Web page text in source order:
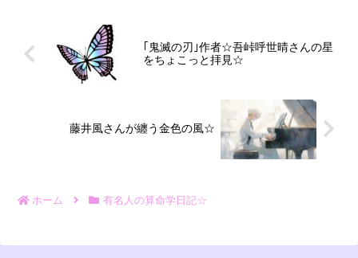
｢鬼滅の刃｣作者☆吾峠呼世晴さんの星
をちょこっと拝見☆
藤井風さんが纏う金色の風☆
ホーム 有名人の算命学日記☆